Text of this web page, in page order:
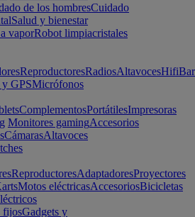
de los hombresCuidado
Salud y bienestar
vaporRobot limpiacristales
ReproductoresRadiosAltavocesHifi
GPSMicrófonos
ComplementosPortátilesImpresoras
Monitores gamingAccesorios
CámarasAltavoces
ReproductoresAdaptadoresProyectores
Motos eléctricasAccesoriosBicicletas
fijosGadgets y